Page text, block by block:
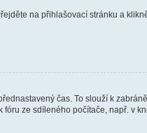
na přihlašovací stránku a
čas. To slouží k
fóru ze sdíleného počítače, např. v